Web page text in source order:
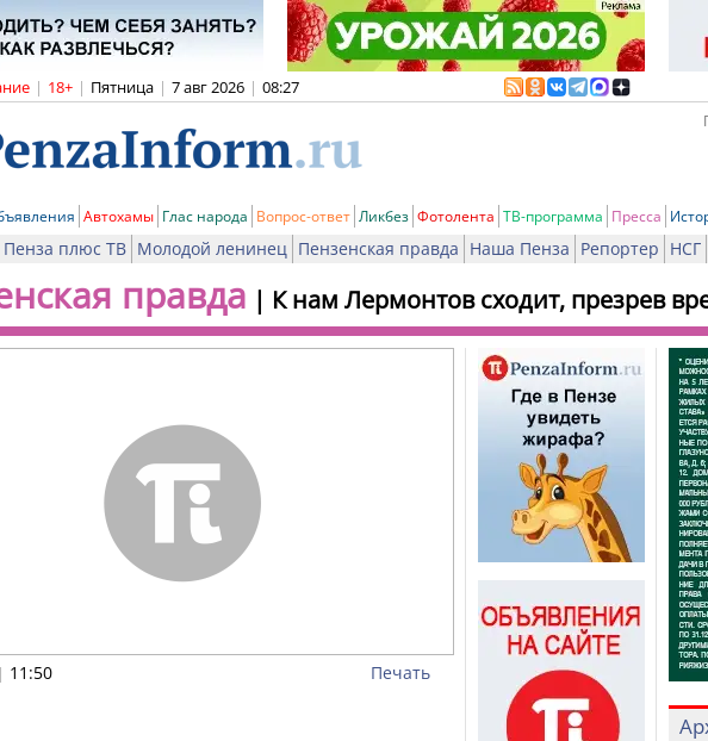
| 18+ | Пятница | 7 авг 2026 | 08:27
Автохамы Глас народа Вопрос-ответ Ликбез Фотолента ТВ-программа Пресса
Пенза плюс ТВ Молодой ленинец Пензенская правда Наша Пенза Репортер НСГ
правда | К нам Лермонтов сходит, презрев
| 11:50 Печать